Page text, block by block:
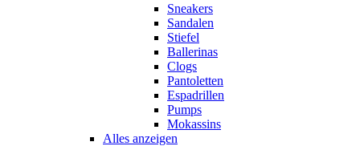
Sneakers
Sandalen
Stiefel
Ballerinas
Clogs
Pantoletten
Espadrillen
Pumps
Mokassins
Alles anzeigen